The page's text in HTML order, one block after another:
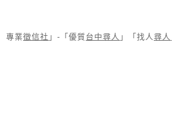
專業徵信社 」-「優質台中尋人 」「找人 尋人